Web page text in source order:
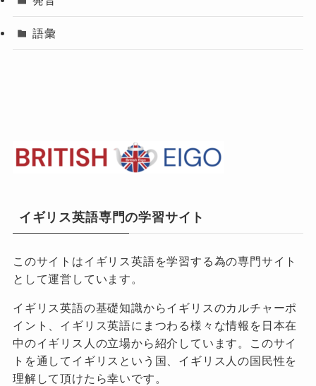
語彙
イギリス英語専門の学習サイト
このサイトはイギリス英語を学習する為の専門サイト
として運営しています。
イギリス英語の基礎知識からイギリスのカルチャーポ
イント、イギリス英語にまつわる様々な情報を日本在
中のイギリス人の立場から紹介しています。このサイ
トを通してイギリスという国、イギリス人の国民性を
理解して頂けたら幸いです。